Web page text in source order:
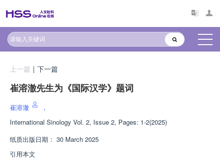
上一篇 | 下一篇
崔溶澈先生为《国际汉学》题词
崔溶澈
，
International Sinology Vol. 2, Issue 2, Pages: 1-2(2025)
纸质出版日期： 30 March 2025
引用本文